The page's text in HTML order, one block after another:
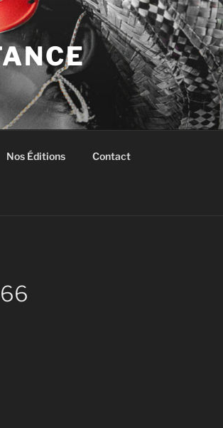
Nos Éditions Contact